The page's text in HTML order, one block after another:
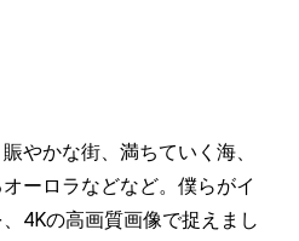
やかな街、満ちていく海、
ーロラなどなど。僕らがイ
4Kの高画質画像で捉えまし